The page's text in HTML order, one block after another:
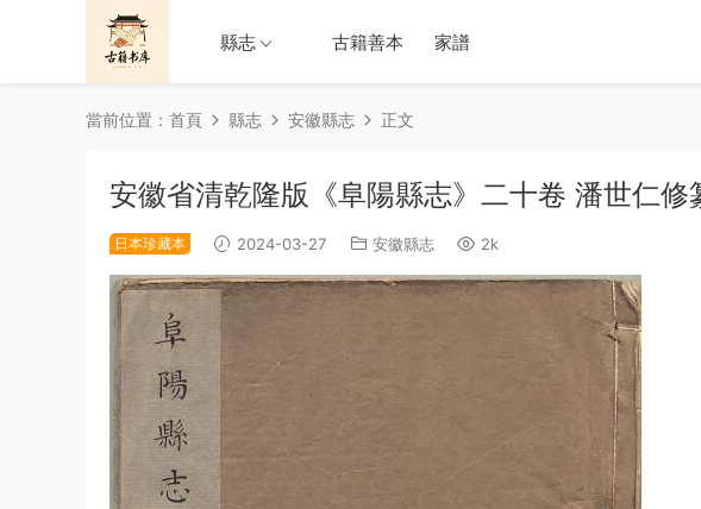
縣志 古籍善本 家譜
當前位置： 首頁 縣志 安徽縣志 正文
安徽省清乾隆版《阜陽縣志》二十卷 潘世仁
日本珍藏本 2024-03-27 安徽縣志 2k